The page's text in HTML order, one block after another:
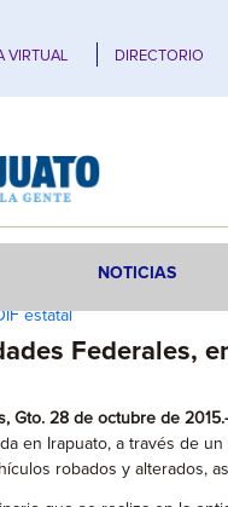
VIRTUAL DIRECTORIO
NOTICIAS
estatal
Gto. 28 de octubre de 2015.-
en Irapuato, a través de
robados y alterados,